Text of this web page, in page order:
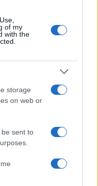
of my
with the
storage
on web or
sent to
riconoscere i